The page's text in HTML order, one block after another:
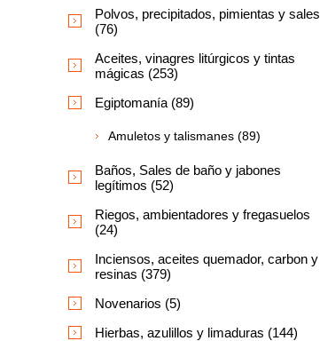
Polvos, precipitados, pimientas y sales
(76)
Aceites, vinagres litúrgicos y tintas
mágicas (253)
Egiptomanía (89)
Amuletos y talismanes (89)
Baños, Sales de baño y jabones
legítimos (52)
Riegos, ambientadores y fregasuelos
(24)
Inciensos, aceites quemador, carbon y
resinas (379)
Novenarios (5)
Hierbas, azulillos y limaduras (144)